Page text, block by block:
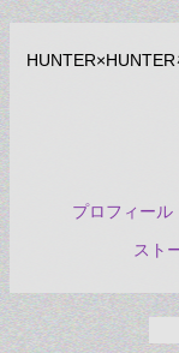
プロフィール
スト